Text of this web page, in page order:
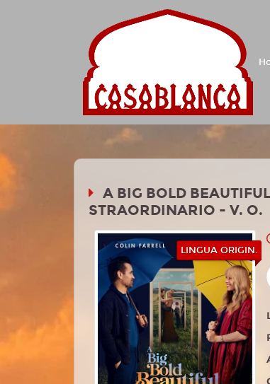
A BIG BOLD
STRAORDINARIO - V. O.
LINGUA ORIGIN.